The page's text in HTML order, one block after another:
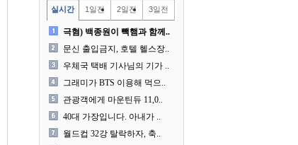
실시간 1일전 2일전 3일전
극혐) 백종원이 빽햄과 함께..
문신 출입금지, 호텔 헬스장..
우체국 택배 기사님의 기가 ..
그래미가 BTS 이용해 먹으..
관광객에게 마운틴듀 11,0..
40대 가장입니다. 아내가 ..
월드컵 32강 탈락하자, 축..